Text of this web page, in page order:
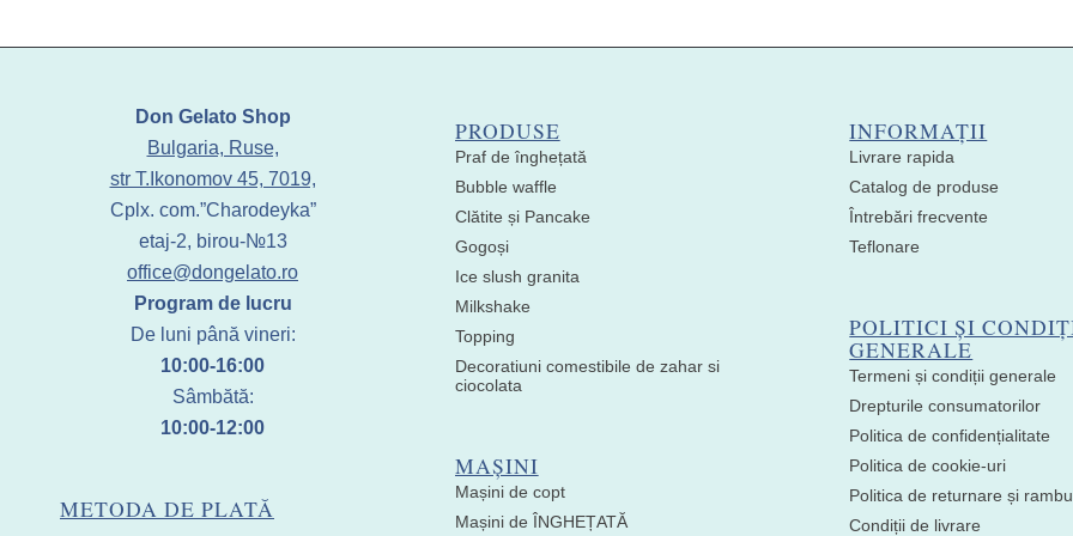
Don Gelato Shop
Bulgaria, Ruse,
str T.Ikonomov 45, 7019,
Cplx. com.”Charodeyka”
etaj-2, birou-№13
office@dongelato.ro
Program de lucru
De luni până vineri:
10:00-16:00
Sâmbătă:
10:00-12:00
METODA DE PLATĂ
PRODUSE
Praf de înghețată
Bubble waffle
Clătite și Pancake
Gogoși
Ice slush granita
Milkshake
Topping
Decoratiuni comestibile de zahar si
ciocolata
MAȘINI
Mașini de copt
Mașini de ÎNGHEȚATĂ
INFORMAȚII
Livrare rapida
Catalog de produse
Întrebări frecvente
Teflonare
POLITICI ȘI
GENERALE
Termeni și condiții generale
Drepturile consumatorilor
Politica de confidențialitate
Politica de cookie-uri
Politica de returnare și
Condiții de livrare